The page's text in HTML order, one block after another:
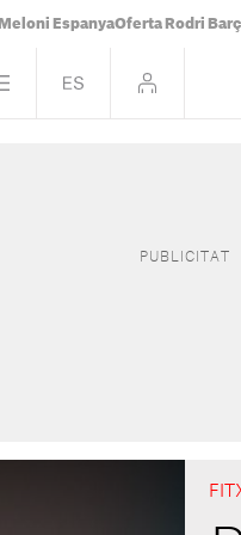
Meloni EspanyaOferta Rodri